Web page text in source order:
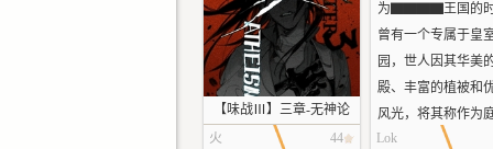
【味战Ⅲ】三章-无神论
火
44
为▇▇▇▇王国的
曾有一个专属于皇
园，世人因其华美
殿、丰富的植被和
风光，将其称作为
而在这庭院之中，
Lok